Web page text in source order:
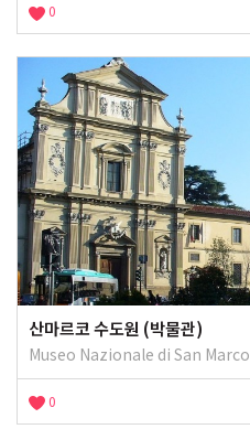
0
산마르코 수도원 (박물관)
Museo Nazionale di San Marco
0